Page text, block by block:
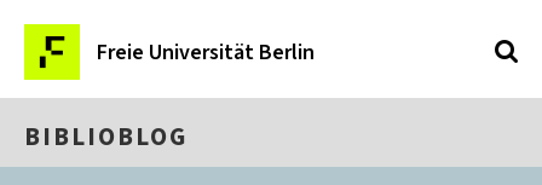
Freie Universität Berlin
BIBLIOBLOG